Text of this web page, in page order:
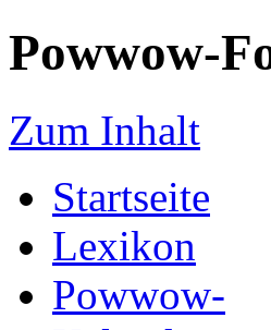
Powwow-
Zum Inhalt
Startseite
Lexikon
Powwow-